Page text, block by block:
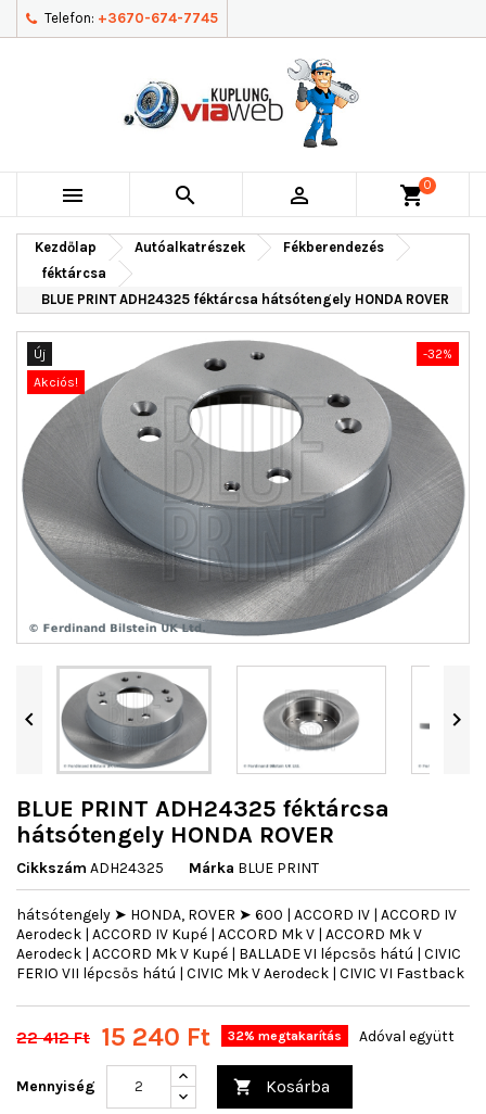
Telefon: +3670-674-7745
   shopping_cart0
Kezdőlap Autóalkatrészek
Fékberendezés
féktárcsa
BLUE PRINT ADH24325 féktárcsa hátsótengely HONDA ROVER
Új
-32%
Akciós!
 
BLUE PRINT ADH24325 féktárcsa
hátsótengely HONDA ROVER
Cikkszám ADH24325 Márka BLUE PRINT
hátsótengely ➤ HONDA, ROVER ➤ 600 | ACCORD IV | ACCORD IV
Aerodeck | ACCORD IV Kupé | ACCORD Mk V | ACCORD Mk V
Aerodeck | ACCORD Mk V Kupé | BALLADE VI lépcsős hátú | CIVIC
FERIO VII lépcsős hátú | CIVIC Mk V Aerodeck | CIVIC VI Fastback
22 412 Ft 15 240 Ft 32% megtakarítás Adóval együtt
Mennyiség  Kosárba